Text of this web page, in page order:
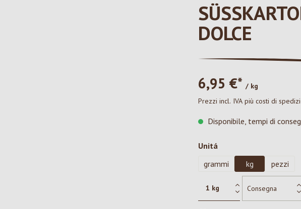
OLCE
6,95 €* / kg
Prezzi incl. IVA più costi di
Disponibile, tempi di
Seleziona
Unitá
grammi
kg pezzi